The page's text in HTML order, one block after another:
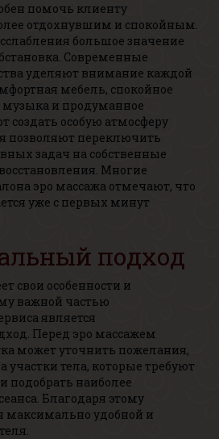
помочь клиенту
отдохнувшим и спокойным.
большое значение
Современные
уделяют внимание каждой
мебель, спокойное
и продуманное
особую атмосферу
позволяют переключить
задач на собственные
Многие
эро массажа отмечают, что
уже с первых минут
подход
свои особенности и
важной частью
является
Перед эро массажем
может уточнить пожелания,
участки тела, которые требуют
подобрать наиболее
Благодаря этому
максимально удобной и